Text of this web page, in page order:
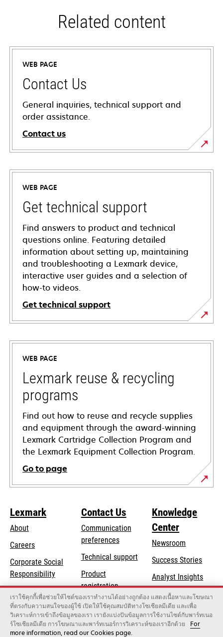
Related content
WEB PAGE
Contact Us
General inquiries, technical support and
order assistance.
Contact us
WEB PAGE
Get technical support
Find answers to product and technical
questions online. Featuring detailed
information about setting up, maintaining
and troubleshooting a Lexmark device,
interactive user guides and a selection of
how-to videos.
Get technical support
opens
in
new
tab
WEB PAGE
Lexmark reuse & recycling
programs
Find out how to reuse and recycle supplies
and equipment through the award-winning
Lexmark Cartridge Collection Program and
the Lexmark Equipment Collection Program.
Go to page
Lexmark
About
Careers
Corporate Social
Responsibilityopens
in
a
new
tab
Sustainability
Lexmark Partners
Contact Us
Communication
preferences
Technical supportopens
new
tab
Product
registration
Find a dealer
Knowledge
Center
Newsroom
Success Stories
Analyst Insights
เราใช้คุกกี้เพื่อช่วยให้ไซต์ของเราทำงานได้อย่างถูกต้อง แสดงเนื้อหาและโฆษณา
ที่ตรงกับความสนใจของผู้ใช้ เปิดให้ใช้คุณสมบัติทางโซเชียลมีเดีย และเพื่อ
วิเคราะห์การเข้าถึงข้อมูลของเรา เรายังแบ่งปันข้อมูลการใช้งานไซต์กับพาร์ทเนอ
ร์โซเชียลมีเดีย การโฆษณาและพาร์ทเนอร์การวิเคราะห์ของเราอีกด้วย
For
more information, read our Cookies page.